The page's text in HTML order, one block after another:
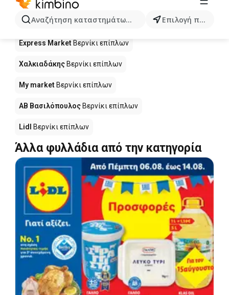
Αναζήτηση καταστημάτων, κατηγοριών, προϊόντων...
Επιλογή πόλης
Βερνίκι επίπλων σε προσφορά -
Πού να αγοράσετε;
Express Market Βερνίκι επίπλων
Χαλκιαδάκης Βερνίκι επίπλων
My market Βερνίκι επίπλων
ΑΒ Βασιλόπουλος Βερνίκι επίπλων
Lidl Βερνίκι επίπλων
Άλλα φυλλάδια από την κατηγορία